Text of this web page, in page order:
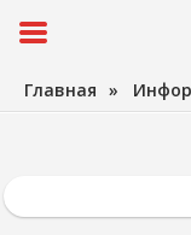
Главная »